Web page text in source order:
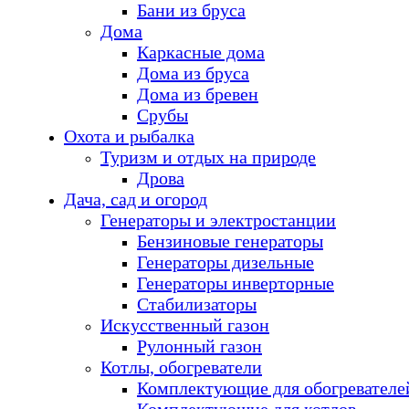
Бани из бруса
Дома
Каркасные дома
Дома из бруса
Дома из бревен
Срубы
Охота и рыбалка
Туризм и отдых на природе
Дрова
Дача, сад и огород
Генераторы и электростанции
Бензиновые генераторы
Генераторы дизельные
Генераторы инверторные
Стабилизаторы
Искусственный газон
Рулонный газон
Котлы, обогреватели
Комплектующие для